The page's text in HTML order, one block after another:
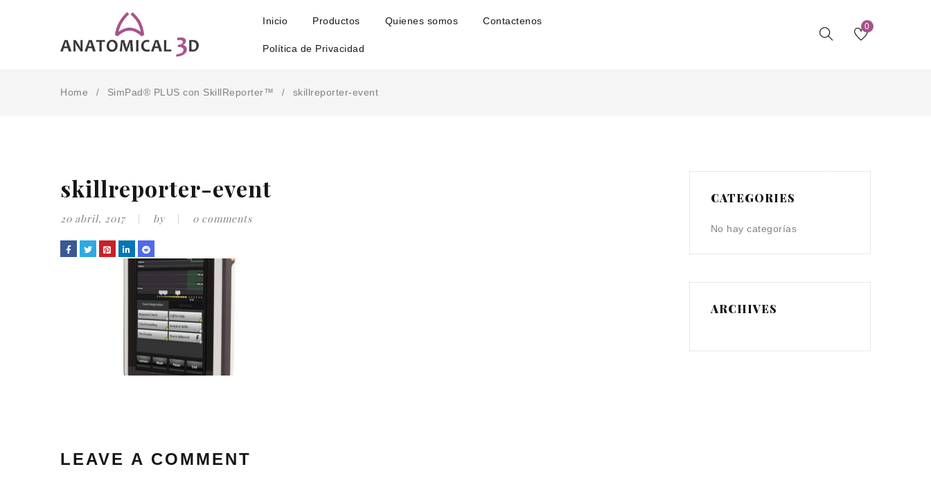
Inicio Productos Quienes somos Contactenos
Política de Privacidad
0
Home / SimPad® PLUS con SkillReporter™ / skillreporter-event
skillreporter-event
20 abril, 2017 by 0 comments
LEAVE A COMMENT
CATEGORIES
No hay categorías
ARCHIVES